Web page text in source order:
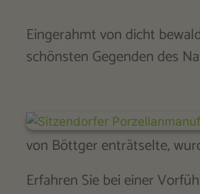
Eingerahmt von dicht
schönsten Gegenden des
von Böttger enträtselte,
Erfahren Sie bei einer